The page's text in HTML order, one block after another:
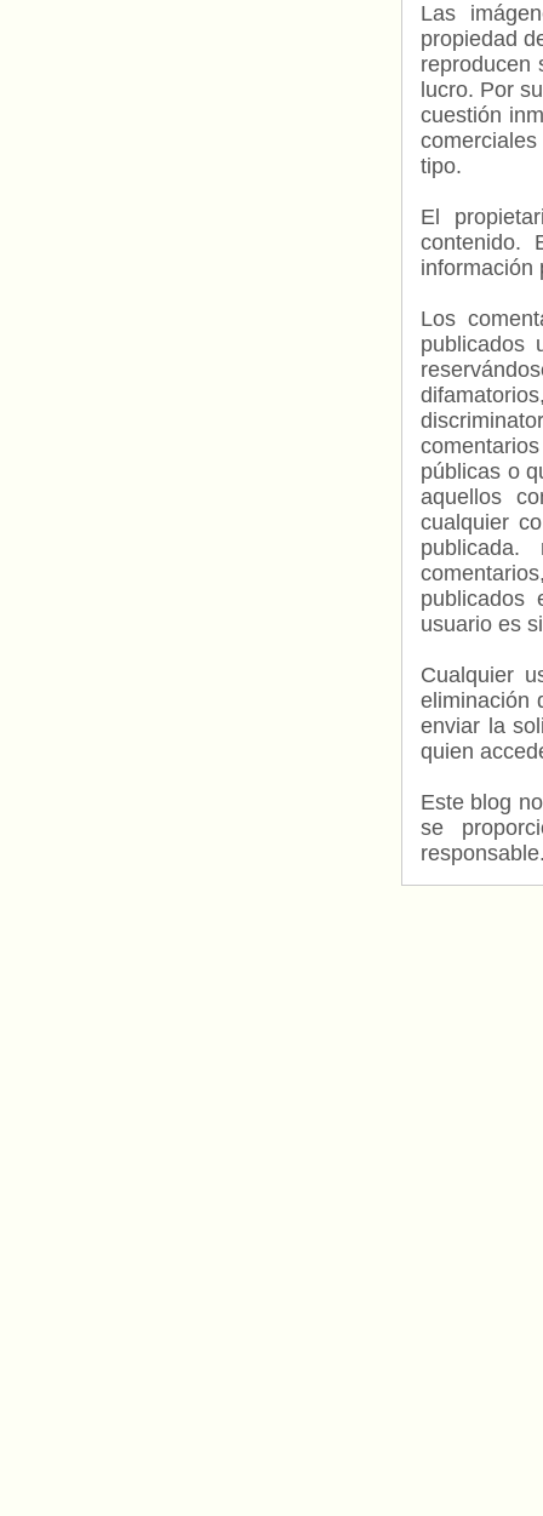
Las
propiedad
reproducen
lucro. Por
cuestión
tipo.
El
contenido.
información
Los
publicados
públicas o
aquellos
cualquier
usuario es
Cualquier
eliminación
enviar la
quien
Este blog
se